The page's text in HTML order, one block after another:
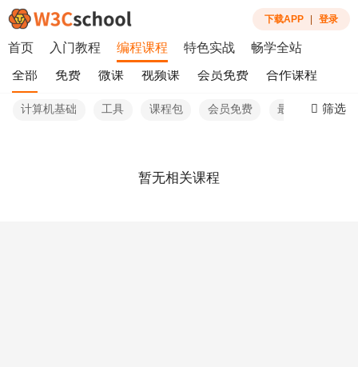
下载APP 登录
首页 入门教程 编程课程 特色实战 畅学全站
全部 免费 微课 视频课 会员免费 合作课程
计算机基础 工具 课程包 会员免费 最热 筛选
暂无相关课程